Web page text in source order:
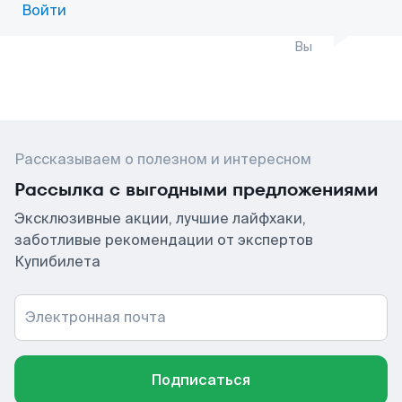
Войти
Вы
Рассказываем о полезном и интересном
Рассылка с выгодными предложениями
Эксклюзивные акции, лучшие лайфхаки,
заботливые рекомендации от экспертов
Купибилета
Электронная почта
Подписаться